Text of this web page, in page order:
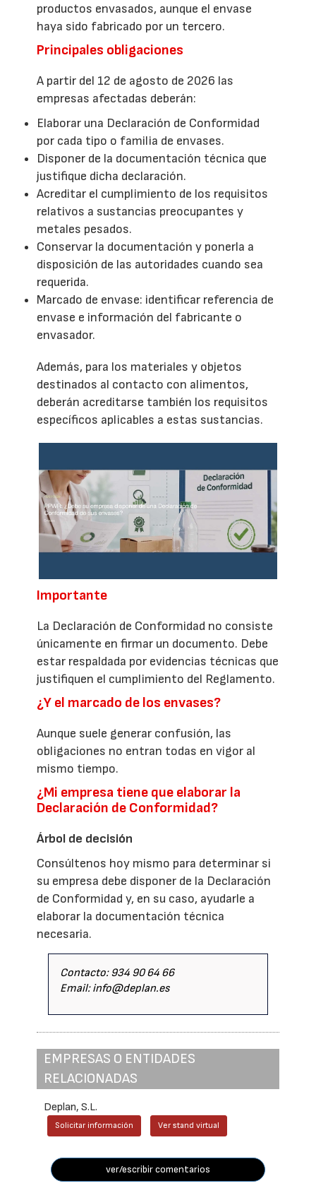
productos envasados, aunque el envase
haya sido fabricado por un tercero.
Principales obligaciones
A partir del 12 de agosto de 2026 las
empresas afectadas deberán:
Elaborar una Declaración de Conformidad
por cada tipo o familia de envases.
Disponer de la documentación técnica que
justifique dicha declaración.
Acreditar el cumplimiento de los requisitos
relativos a sustancias preocupantes y
metales pesados.
Conservar la documentación y ponerla a
disposición de las autoridades cuando sea
requerida.
Marcado de envase: identificar referencia de
envase e información del fabricante o
envasador.
Además, para los materiales y objetos
destinados al contacto con alimentos,
deberán acreditarse también los requisitos
específicos aplicables a estas sustancias.
Importante
La Declaración de Conformidad no consiste
únicamente en firmar un documento. Debe
estar respaldada por evidencias técnicas que
justifiquen el cumplimiento del Reglamento.
¿Y el marcado de los envases?
Aunque suele generar confusión, las
obligaciones no entran todas en vigor al
mismo tiempo.
¿Mi empresa tiene que elaborar la
Declaración de Conformidad?
Árbol de decisión
Consúltenos hoy mismo para determinar si
su empresa debe disponer de la Declaración
de Conformidad y, en su caso, ayudarle a
elaborar la documentación técnica
necesaria.
Contacto: 934 90 64 66
Email: info@deplan.es
EMPRESAS O ENTIDADES
RELACIONADAS
Deplan, S.L.
Solicitar información Ver stand virtual
ver/escribir comentarios